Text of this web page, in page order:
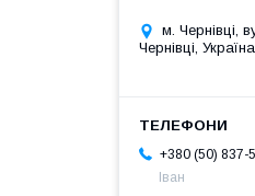
м. Чернівці,
Чернівці, Україна
+380 (50) 837-
Іван